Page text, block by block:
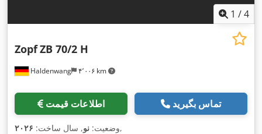
1 /4
Haldenwang ۴٬۰۰۶ km
ZopfZB 70/2 H
اطلاعات قیمت تماس بگیرید
وضعیت: نو, سال ساخت: ۲۰۲۶ ,